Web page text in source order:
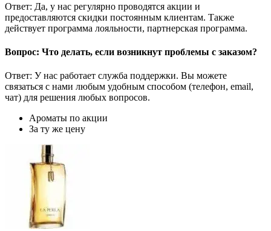
Ответ: Да, у нас регулярно проводятся акции и
предоставляются скидки постоянным клиентам. Также
действует программа лояльности, партнерская программа.
Вопрос: Что делать, если возникнут проблемы с заказом?
Ответ: У нас работает служба поддержки. Вы можете
связаться с нами любым удобным способом (телефон, email,
чат) для решения любых вопросов.
Ароматы по акции
За ту же цену